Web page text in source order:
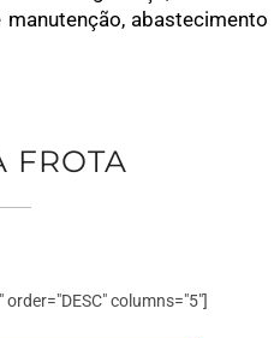
abastecimento
FROTA
columns="5"]